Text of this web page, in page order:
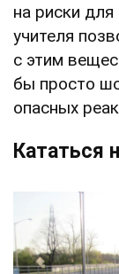
на риски
учителя
с этим
бы просто
опасных
Кататься